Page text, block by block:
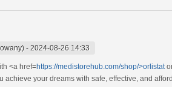
- 2024-08-26 14:33
<a href=https://medistorehub.com/shop/>orlistat
achieve your dreams with safe, effective, and